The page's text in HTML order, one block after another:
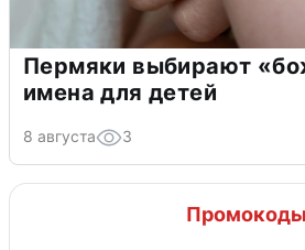
Пермяки выбирают
имена для детей
8 августа 3
Промокоды